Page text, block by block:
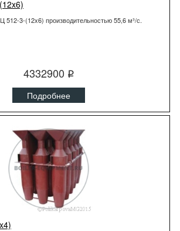
512-3-(12x6) производительностью 55,6 м³/с.
4332900 q
Подробнее